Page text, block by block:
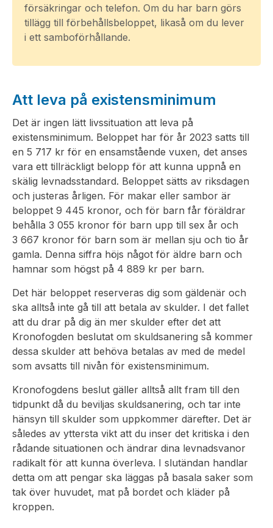
försäkringar och telefon. Om du har barn görs
tillägg till förbehållsbeloppet, likaså om du lever
i ett samboförhållande.
Att leva på existensminimum
Det är ingen lätt livssituation att leva på
existensminimum. Beloppet har för år 2023 satts till
en 5 717 kr för en ensamstående vuxen, det anses
vara ett tillräckligt belopp för att kunna uppnå en
skälig levnadsstandard. Beloppet sätts av riksdagen
och justeras årligen. För makar eller sambor är
beloppet 9 445 kronor, och för barn får föräldrar
behålla 3 055 kronor för barn upp till sex år och
3 667 kronor för barn som är mellan sju och tio år
gamla. Denna siffra höjs något för äldre barn och
hamnar som högst på 4 889 kr per barn.
Det här beloppet reserveras dig som gäldenär och
ska alltså inte gå till att betala av skulder. I det fallet
att du drar på dig än mer skulder efter det att
Kronofogden beslutat om skuldsanering så kommer
dessa skulder att behöva betalas av med de medel
som avsatts till nivån för existensminimum.
Kronofogdens beslut gäller alltså allt fram till den
tidpunkt då du beviljas skuldsanering, och tar inte
hänsyn till skulder som uppkommer därefter. Det är
således av yttersta vikt att du inser det kritiska i den
rådande situationen och ändrar dina levnadsvanor
radikalt för att kunna överleva. I slutändan handlar
detta om att pengar ska läggas på basala saker som
tak över huvudet, mat på bordet och kläder på
kroppen.